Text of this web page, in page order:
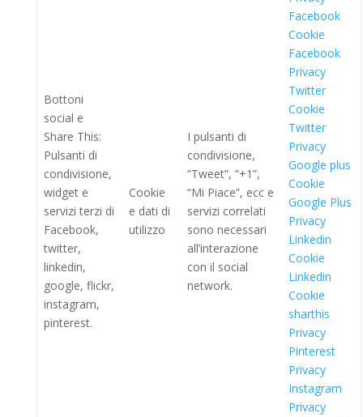
Bottoni
social e
Share This:
Pulsanti di
condivisione,
widget e
servizi terzi di
Facebook,
twitter,
linkedin,
google, flickr,
instagram,
pinterest.
Cookie
e dati di
utilizzo
I pulsanti di
condivisione,
“Tweet”, “+1”,
“Mi Piace”, ecc e
servizi correlati
sono necessari
all’interazione
con il social
network.
Facebook
Cookie
Facebook
Privacy
Twitter
Cookie
Twitter
Privacy
Google plus
Cookie
Google Plus
Privacy
Linkedin
Cookie
Linkedin
Cookie
sharthis
Privacy
Pinterest
Privacy
Instagram
Privacy